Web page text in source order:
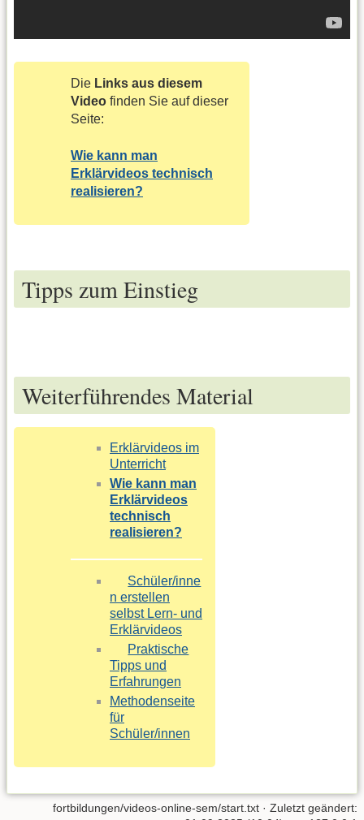
Die Links aus diesem
Video finden Sie auf dieser
Seite:
Wie kann man
Erklärvideos technisch
realisieren?
Tipps zum Einstieg
Weiterführendes Material
Erklärvideos im
Unterricht
Wie kann man
Erklärvideos
technisch
realisieren?
Schüler/inne
n erstellen
selbst Lern- und
Erklärvideos
Praktische
Tipps und
Erfahrungen
Methodenseite
für
Schüler/innen
fortbildungen/videos-online-sem/start.txt · Zuletzt geändert: